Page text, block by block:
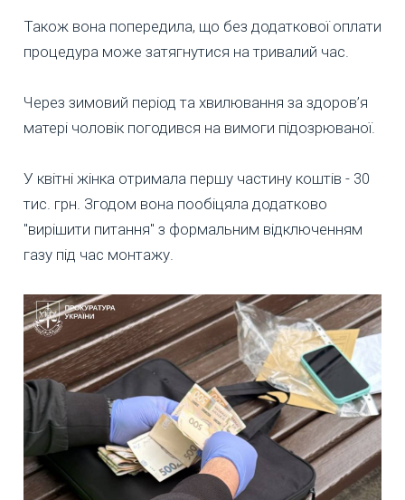
Також вона попередила, що без додаткової оплати
процедура може затягнутися на тривалий час.
Через зимовий період та хвилювання за здоров’я
матері чоловік погодився на вимоги підозрюваної.
У квітні жінка отримала першу частину коштів - 30
тис. грн. Згодом вона пообіцяла додатково
"вирішити питання" з формальним відключенням
газу під час монтажу.